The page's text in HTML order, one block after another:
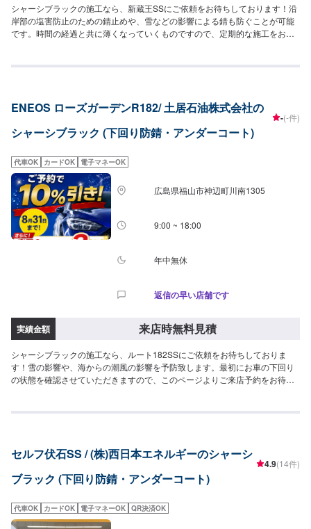
シャーシブラックの施工なら、新蔵王SSにご依頼をお待ちしております！沿
岸部の塩害防止のための錆止めや、雪などの影響による錆も防ぐことが可能
です。時間の経過と共に薄くなっていくものですので、定期的な施工をお勧
ENEOS ローズガーデンR182/ 土居石油株式会社の
シャーシブラック (下回り防錆・アンダーコート)
-(-件)
代車OK カードOK 電子マネーOK
広島県福山市神辺町川南1305
9:00 ~ 18:00
年中無休
返信の早い店舗です
実績金額 来店時無料見積
シャーシブラックの施工なら、ルート182SSにご依頼をお待ちしておりま
す！雪の影響や、海からの潮風の影響を予防致します。最初にお車の下回り
の状態を確認させていただきますので、このページよりご来店予約をお待ち
セルフ伏石SS / (株)西日本エネルギーのシャーシ
ブラック (下回り防錆・アンダーコート)
4.9(14件)
代車OK カードOK 電子マネーOK QR決済OK